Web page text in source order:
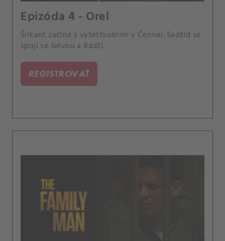
Epizóda 4 - Orel
Šríkant začíná s vyšetřováním v Čennaí. Sadžíd se
spojí se Selvou a Rádží.
REGISTROVAŤ